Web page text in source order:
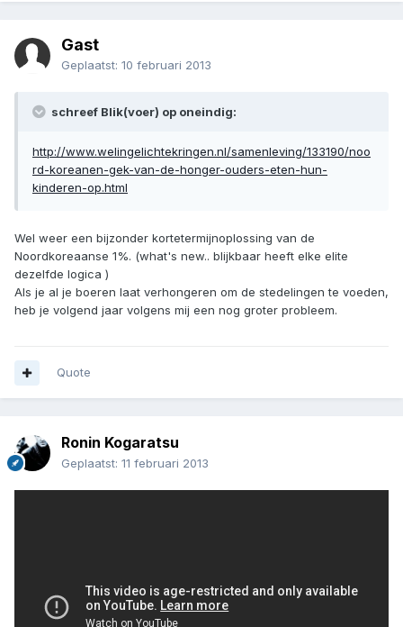
Gast
Geplaatst: 10 februari 2013
schreef Blik(voer) op oneindig:
http://www.welingelichtekringen.nl/samenleving/133190/noo
rd-koreanen-gek-van-de-honger-ouders-eten-hun-
kinderen-op.html
Wel weer een bijzonder kortetermijnoplossing van de
Noordkoreaanse 1%. (what's new.. blijkbaar heeft elke elite
dezelfde logica )
Als je al je boeren laat verhongeren om de stedelingen te voeden,
heb je volgend jaar volgens mij een nog groter probleem.
Quote
Ronin Kogaratsu
Geplaatst: 11 februari 2013